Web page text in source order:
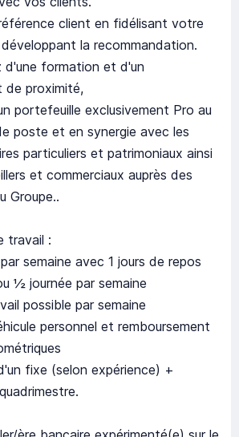
client en fidélisant votre
la recommandation.
d'une formation et d'un
de proximité,
portefeuille exclusivement Pro au
poste et en synergie avec les
particuliers et patrimoniaux ainsi
et commerciaux auprès des
Groupe..
travail :
semaine avec 1 jours de repos
½ journée par semaine
possible par semaine
personnel et remboursement
fixe (selon expérience) +